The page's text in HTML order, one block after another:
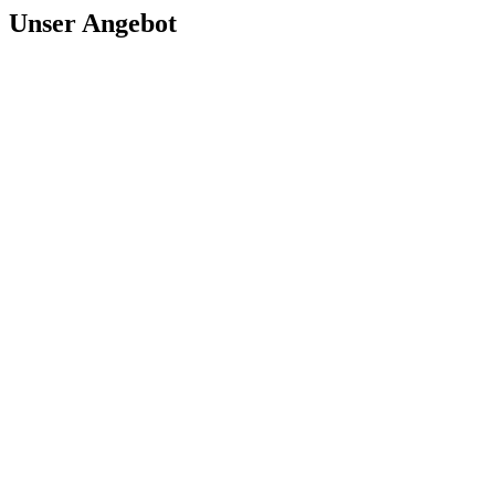
Unser Angebot